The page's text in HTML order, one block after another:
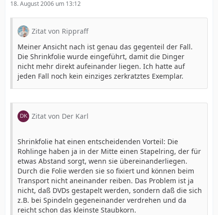
18. August 2006 um 13:12
Zitat von Rippraff
Meiner Ansicht nach ist genau das gegenteil der Fall.
Die Shrinkfolie wurde eingeführt, damit die Dinger
nicht mehr direkt aufeinander liegen. Ich hatte auf
jeden Fall noch kein einziges zerkratztes Exemplar.
Zitat von Der Karl
Shrinkfolie hat einen entscheidenden Vorteil: Die
Rohlinge haben ja in der Mitte einen Stapelring, der für
etwas Abstand sorgt, wenn sie übereinanderliegen.
Durch die Folie werden sie so fixiert und können beim
Transport nicht aneinander reiben. Das Problem ist ja
nicht, daß DVDs gestapelt werden, sondern daß die sich
z.B. bei Spindeln gegeneinander verdrehen und da
reicht schon das kleinste Staubkorn.